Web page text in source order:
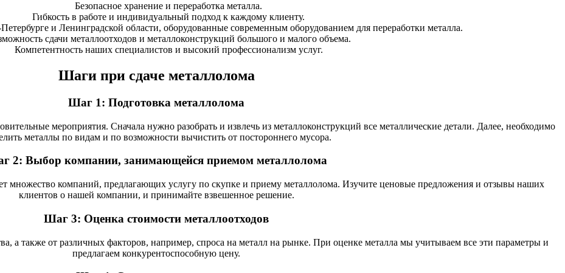
Безопасное хранение и переработка металла.
Гибкость в работе и индивидуальный подход к каждому клиенту.
и Ленинградской области, оборудованные современным оборудованием для переработки металла.
сдачи металлоотходов и металлоконструкций большого и малого объема.
Компетентность наших специалистов и высокий профессионализм услуг.
Шаги при сдаче металлолома
Шаг 1: Подготовка металлолома
мероприятия. Сначала нужно разобрать и извлечь из металлоконструкций все металлические детали. Далее, необходимо
металлы по видам и по возможности вычистить от постороннего мусора.
2: Выбор компании, занимающейся приемом металлолома
множество компаний, предлагающих услугу по скупке и приему металлолома. Изучите ценовые предложения и отзывы наших
клиентов о нашей компании, и принимайте взвешенное решение.
Шаг 3: Оценка стоимости металлоотходов
а также от различных факторов, например, спроса на металл на рынке. При оценке металла мы учитываем все эти параметры и
предлагаем конкурентоспособную цену.